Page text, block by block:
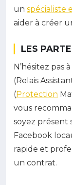
un spécialiste
aider à créer
LES
N’hésitez pas
(Relais
(Protection
vous
soyez présent
Facebook
rapide et
un contrat.